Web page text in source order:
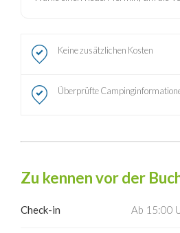
Keine zusätzlichen Kosten
Überprüfte
Zu kennen vor der
Check-in Ab 15:00